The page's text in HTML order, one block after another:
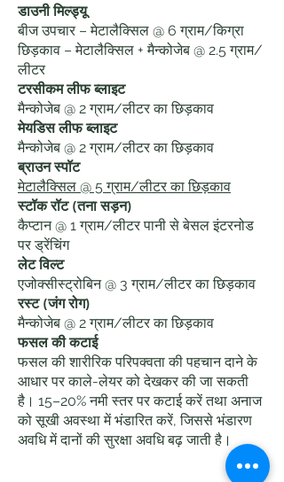
डाउनी मिल्ड्यू
बीज उपचार – मेटालैक्सिल @ 6 ग्राम/किग्रा
छिड़काव – मेटालैक्सिल + मैन्कोजेब @ 2.5 ग्राम/
लीटर
टरसीकम लीफ ब्लाइट
मैन्कोजेब @ 2 ग्राम/लीटर का छिड़काव
मेयडिस लीफ ब्लाइट
मैन्कोजेब @ 2 ग्राम/लीटर का छिड़काव
ब्राउन स्पॉट
मेटालैक्सिल @ 5 ग्राम/लीटर का छिड़काव
स्टॉक रॉट (तना सड़न)
कैप्टान @ 1 ग्राम/लीटर पानी से बेसल इंटरनोड
पर ड्रेंचिंग
लेट विल्ट
एजोक्सीस्ट्रोबिन @ 3 ग्राम/लीटर का छिड़काव
रस्ट (जंग रोग)
मैन्कोजेब @ 2 ग्राम/लीटर का छिड़काव
फसल की कटाई
फसल की शारीरिक परिपक्वता की पहचान दाने के
आधार पर काले-लेयर को देखकर की जा सकती
है। 15–20% नमी स्तर पर कटाई करें तथा अनाज
को सूखी अवस्था में भंडारित करें, जिससे भंडारण
अवधि में दानों की सुरक्षा अवधि बढ़ जाती है।